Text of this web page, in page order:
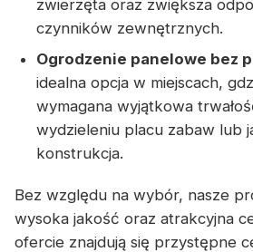
zwierzęta oraz zwiększa
czynników zewnętrznych.
Ogrodzenie panelowe bez
idealna opcja w miejscach,
wymagana wyjątkowa
wydzieleniu placu zabaw lub
konstrukcja.
Bez względu na wybór, nasze
wysoka jakość oraz atrakcyjna
ofercie znajdują się przystępne